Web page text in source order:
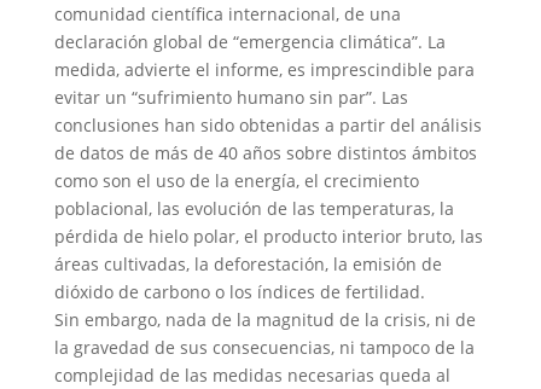
comunidad científica internacional, de una
declaración global de “emergencia climática”. La
medida, advierte el informe, es imprescindible para
evitar un “sufrimiento humano sin par”. Las
conclusiones han sido obtenidas a partir del análisis
de datos de más de 40 años sobre distintos ámbitos
como son el uso de la energía, el crecimiento
poblacional, las evolución de las temperaturas, la
pérdida de hielo polar, el producto interior bruto, las
áreas cultivadas, la deforestación, la emisión de
dióxido de carbono o los índices de fertilidad.
Sin embargo, nada de la magnitud de la crisis, ni de
la gravedad de sus consecuencias, ni tampoco de la
complejidad de las medidas necesarias queda al